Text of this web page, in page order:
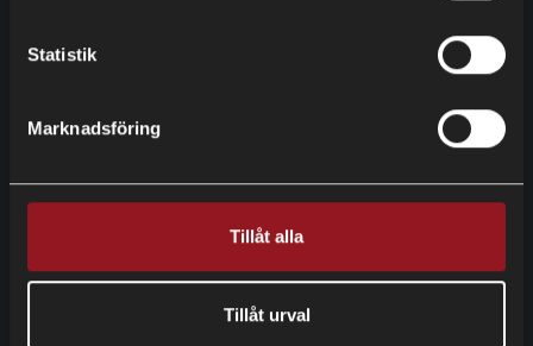
Statistik
Marknadsföring
Tillåt alla
Tillåt urval